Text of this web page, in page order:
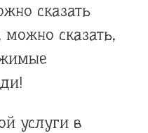
сказать
сказать,
услуги в